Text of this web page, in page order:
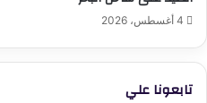
4 أغسطس، 2026
تابعونا علي